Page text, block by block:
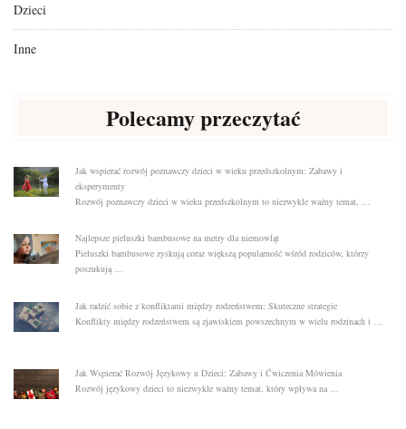
Dzieci
Inne
Polecamy przeczytać
Jak wspierać rozwój poznawczy dzieci w wieku przedszkolnym: Zabawy i
eksperymenty
Rozwój poznawczy dzieci w wieku przedszkolnym to niezwykle ważny temat, …
Najlepsze pieluszki bambusowe na metry dla niemowląt
Pieluszki bambusowe zyskują coraz większą popularność wśród rodziców, którzy
poszukują …
Jak radzić sobie z konfliktami między rodzeństwem: Skuteczne strategie
Konflikty między rodzeństwem są zjawiskiem powszechnym w wielu rodzinach i …
Jak Wspierać Rozwój Językowy u Dzieci: Zabawy i Ćwiczenia Mówienia
Rozwój językowy dzieci to niezwykle ważny temat, który wpływa na …